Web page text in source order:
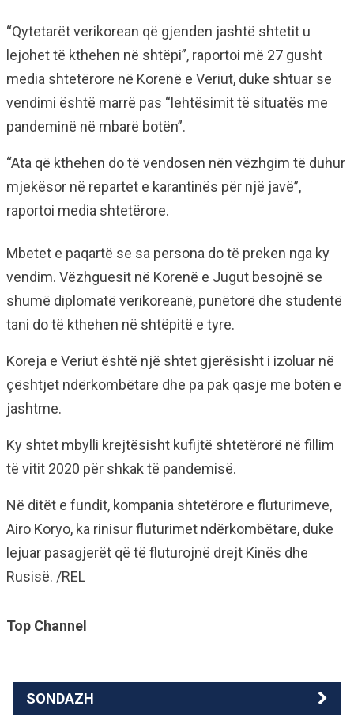
“Qytetarët verikorean që gjenden jashtë shtetit u
lejohet të kthehen në shtëpi”, raportoi më 27 gusht
media shtetërore në Korenë e Veriut, duke shtuar se
vendimi është marrë pas “lehtësimit të situatës me
pandeminë në mbarë botën”.
“Ata që kthehen do të vendosen nën vëzhgim të duhur
mjekësor në repartet e karantinës për një javë”,
raportoi media shtetërore.
Mbetet e paqartë se sa persona do të preken nga ky
vendim. Vëzhguesit në Korenë e Jugut besojnë se
shumë diplomatë verikoreanë, punëtorë dhe studentë
tani do të kthehen në shtëpitë e tyre.
Koreja e Veriut është një shtet gjerësisht i izoluar në
çështjet ndërkombëtare dhe pa pak qasje me botën e
jashtme.
Ky shtet mbylli krejtësisht kufijtë shtetërorë në fillim
të vitit 2020 për shkak të pandemisë.
Në ditët e fundit, kompania shtetërore e fluturimeve,
Airo Koryo, ka rinisur fluturimet ndërkombëtare, duke
lejuar pasagjerët që të fluturojnë drejt Kinës dhe
Rusisë. /REL
Top Channel
SONDAZH